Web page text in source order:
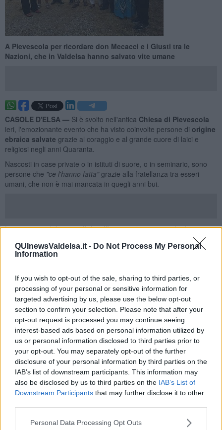
QUInewsValdelsa.it - Do Not Process My Personal
Information
If you wish to opt-out of the sale, sharing to third parties, or
processing of your personal or sensitive information for
targeted advertising by us, please use the below opt-out
section to confirm your selection. Please note that after your
opt-out request is processed you may continue seeing
interest-based ads based on personal information utilized by
us or personal information disclosed to third parties prior to
your opt-out. You may separately opt-out of the further
disclosure of your personal information by third parties on the
IAB’s list of downstream participants. This information may
also be disclosed by us to third parties on the IAB’s List of
Downstream Participants that may further disclose it to other
Personal Data Processing Opt Outs
A Pievescola per ricordare don Mecacci e i Giusti tra le
Nazioni, che in Valdelsa hanno salvato vite umane
CASOLE D'ELSA — Si è svolto nell'antica Chiesa di Pievescola
ieri, l'emozionante evento che ha visto coinvolte persone di origine
ebraica salvate grazie al coraggio e al grande cuore di laici e
religiosi negli anni Quaranta.
Nascosti in case private o in istituti di suore, o in seminario, sono
persone che "ce l'hanno fatta"grazie alla fratellanza tra esseri
umani, che non è mai mancata in quegli anni bui.
La cerimonia di fronte ai"giusti", ovvero le persone che hanno
rischiato la vita per salvare ebrei, è stata arricchita da un concerto
di pianoforte a 4 mani.
ricordato ildiacono Renato Rossi, responsabile per l'ecumenismo
e il dialogo interreligioso dell'Arcidiocesi.
Alla presenza di Sua Emminenza, il Cardinale Lojudice, del
SindacoAndrea Pieragnoli, è stato ricordato il parroco di
Pievescola don Osvaldo Mecacci, già annoverato, con lamamma
Caterina Vannini fra igiusti di Israele per aver nascosto per oltre
un mese un medico ebreo, chiamato a curare un partigiano ferito e
nascosto dal prelato a Tonni dopo un finto funerale.
Degna di nota la presenza del responsabile per lepietre di
inciampo in Toscana , prof.Mauro Galeazzicon la moglie
Alessandra Fornari, dellacomunità ebraica di Roma e di un
Dalle testimonianze sono emerse numerose figure e luoghi della
Diocesi di Colle Val d'Elsache si sono messi al servizio per